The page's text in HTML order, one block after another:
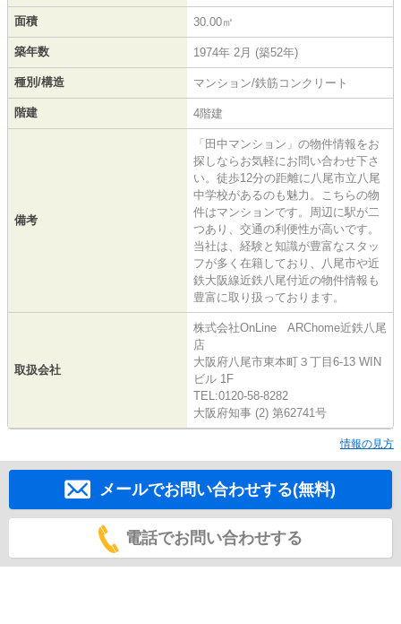
面積 30.00㎡
築年数 1974年 2月 (築52年)
種別/構造 マンション/鉄筋コンクリート
階建 4階建
備考
「田中マンション」の物件情報をお
探しならお気軽にお問い合わせ下さ
い。徒歩12分の距離に八尾市立八尾
中学校があるのも魅力。こちらの物
件はマンションです。周辺に駅が二
つあり、交通の利便性が高いです。
当社は、経験と知識が豊富なスタッ
フが多く在籍しており、八尾市や近
鉄大阪線近鉄八尾付近の物件情報も
豊富に取り扱っております。
取扱会社
株式会社OnLine ARChome近鉄八尾
店
大阪府八尾市東本町３丁目6-13 WIN
ビル 1F
TEL:0120-58-8282
大阪府知事 (2) 第62741号
情報の見方
メールでお問い合わせする(無料)
電話でお問い合わせする